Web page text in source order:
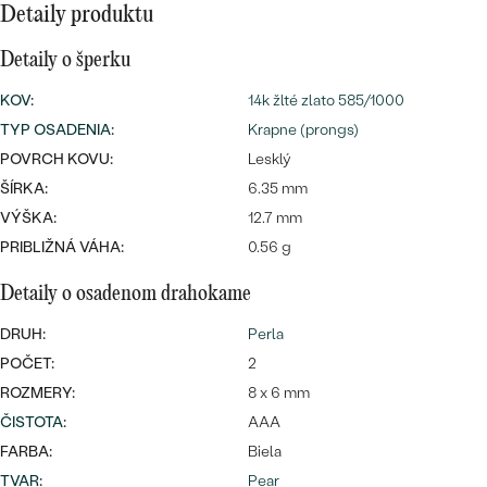
Najpredávanejšie
svadobné
obrúčky
PREZRIEŤ
DRAHOKAM
PODĽA MATERIÁLU
ZLATO
PLATINA
S LAB GROWN DIAMANTMI
S PERLAMI
PODĽA ŠTÝLU
MINIMALISTICKÉ
PODĽA PRÍLEŽITOSTI
PODĽA FARBY
LUXUSNÉ
Detaily produktu
Detaily o šperku
KOV:
14k žlté zlato 585/1000
TYP OSADENIA:
Krapne (prongs)
POVRCH KOVU:
Lesklý
ŠÍRKA:
6.35 mm
VÝŠKA:
12.7 mm
PRIBLIŽNÁ VÁHA:
0.56 g
Detaily o osadenom drahokame
DRUH:
Perla
POČET:
2
ROZMERY:
8 x 6 mm
ČISTOTA:
AAA
FARBA:
Biela
TVAR:
Pear